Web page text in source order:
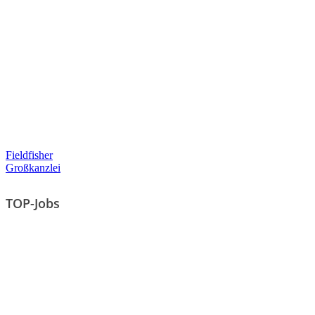
Fieldfisher
Großkanzlei
TOP-Jobs